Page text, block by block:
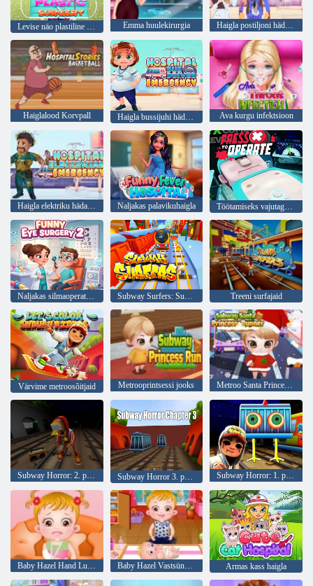
Levise näo plastiline kirurgia Emma huulekirurgia Haigla postiljoni hädaabi
Haiglalood Korvpall Haigla bussijuhi hädaabi Ava kurgu infektsioon
Haigla elektriku hädaabi Naljakas palavikuhaigla Töötamiseks vajutage X
Naljakas silmaoperatsioon 2 Subway Surfers: Subway City jõulud Treeni surfajaid
Värvime metroosõitjaid Metrooprintsessi jooks Metroo Santa Princess Runner
Subway Horror: 2. peatükk Subway Horror 3. peatükk Subway Horror: 1. peatükk
Baby Hazel Hand Luumurd Baby Hazel Vastsündinud Vaktsineerimine Armas kass haigla